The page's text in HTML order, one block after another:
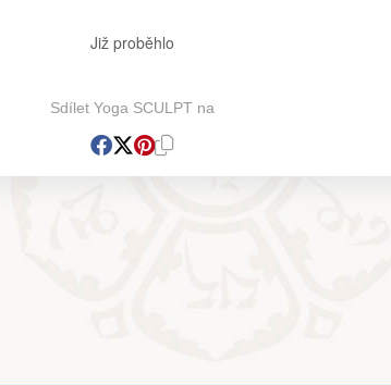
Již proběhlo
Sdílet Yoga SCULPT na